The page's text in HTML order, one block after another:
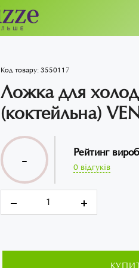
Код товару:3550117
Ложка для
(коктейльна)
- Рейтинг
0 відгуків